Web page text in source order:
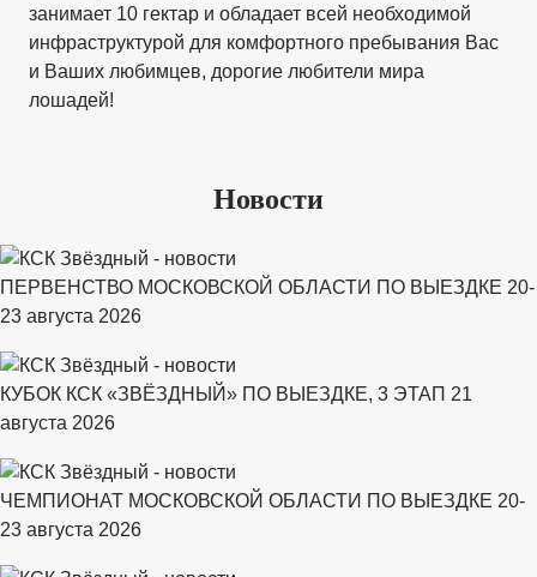
занимает 10 гектар и обладает всей необходимой
инфраструктурой для комфортного пребывания Вас
и Ваших любимцев, дорогие любители мира
лошадей!
Новости
ПЕРВЕНСТВО МОСКОВСКОЙ ОБЛАСТИ ПО ВЫЕЗДКЕ 20-
23 августа 2026
КУБОК КСК «ЗВЁЗДНЫЙ» ПО ВЫЕЗДКЕ, 3 ЭТАП 21
августа 2026
ЧЕМПИОНАТ МОСКОВСКОЙ ОБЛАСТИ ПО ВЫЕЗДКЕ 20-
23 августа 2026